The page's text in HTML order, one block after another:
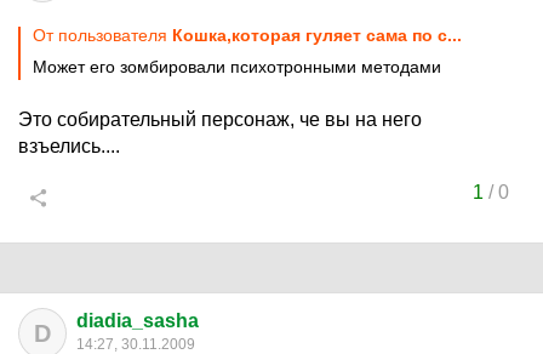
От пользователя Кошка,которая гуляет сама по с...
Может его зомбировали психотронными методами
Это собирательный персонаж, че вы на него
взъелись....
1 /0
D diadia_sasha
14:27, 30.11.2009